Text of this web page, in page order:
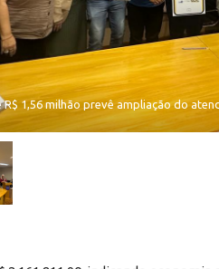
1,56 milhão prevê ampliação do